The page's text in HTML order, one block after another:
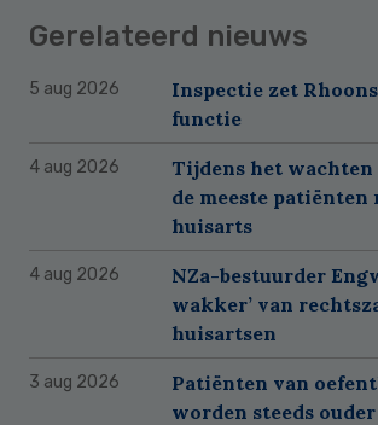
Gerelateerd nieuws
5 aug 2026
Inspectie zet
functie
4 aug 2026
Tijdens het wachten
de meeste patiënten
huisarts
4 aug 2026
NZa-bestuurder
wakker’ van
huisartsen
3 aug 2026
Patiënten van
worden steeds ouder